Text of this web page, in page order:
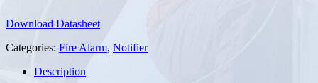
Download Datasheet
Categories: Fire Alarm, Notifier
Description